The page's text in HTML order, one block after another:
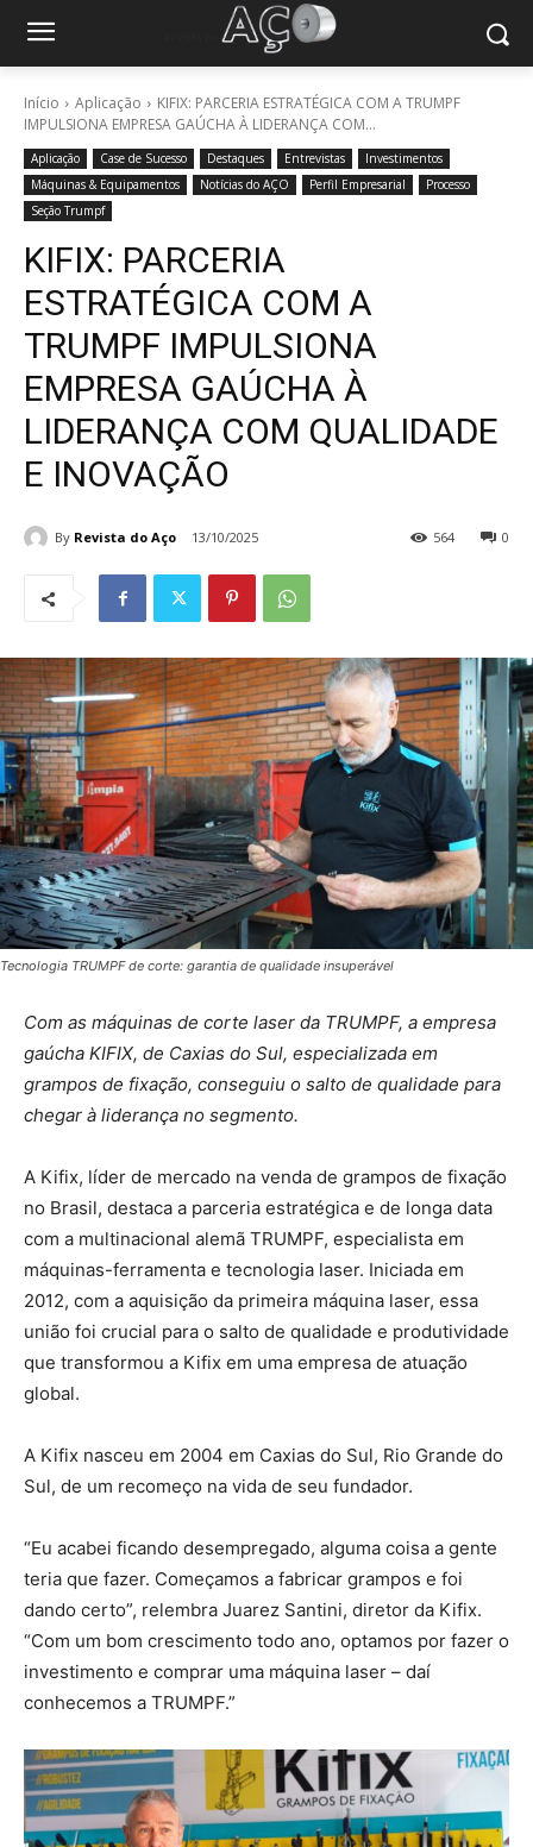
Início Aplicação
KIFIX: PARCERIA ESTRATÉGICA COM A TRUMPF
IMPULSIONA EMPRESA GAÚCHA À LIDERANÇA COM...
Aplicação Case de Sucesso Destaques Entrevistas
Investimentos
Máquinas & Equipamentos
Notícias do AÇO Perfil Empresarial
Processo
Seção Trumpf
KIFIX: PARCERIA
ESTRATÉGICA COM A
TRUMPF IMPULSIONA
EMPRESA GAÚCHA À
LIDERANÇA COM QUALIDADE
E INOVAÇÃO
By Revista do Aço 13/10/2025 0
564
Tecnologia TRUMPF de corte: garantia de qualidade insuperável
Com as máquinas de corte laser da TRUMPF, a empresa
gaúcha KIFIX, de Caxias do Sul, especializada em
grampos de fixação, conseguiu o salto de qualidade para
chegar à liderança no segmento.
A Kifix, líder de mercado na venda de grampos de fixação
no Brasil, destaca a parceria estratégica e de longa data
com a multinacional alemã TRUMPF, especialista em
máquinas-ferramenta e tecnologia laser. Iniciada em
2012, com a aquisição da primeira máquina laser, essa
união foi crucial para o salto de qualidade e produtividade
que transformou a Kifix em uma empresa de atuação
global.
A Kifix nasceu em 2004 em Caxias do Sul, Rio Grande do
Sul, de um recomeço na vida de seu fundador.
“Eu acabei ficando desempregado, alguma coisa a gente
teria que fazer. Começamos a fabricar grampos e foi
dando certo”, relembra Juarez Santini, diretor da Kifix.
“Com um bom crescimento todo ano, optamos por fazer o
investimento e comprar uma máquina laser – daí
conhecemos a TRUMPF.”